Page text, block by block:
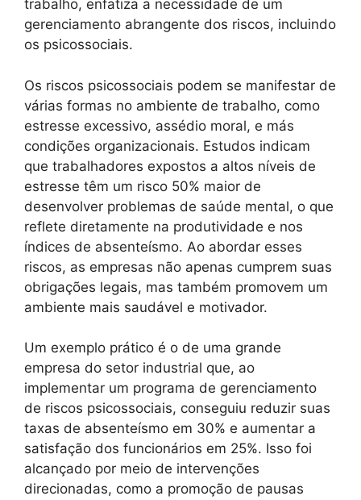
trabalho, enfatiza a necessidade de um
gerenciamento abrangente dos riscos, incluindo
os psicossociais.
Os riscos psicossociais podem se manifestar de
várias formas no ambiente de trabalho, como
estresse excessivo, assédio moral, e más
condições organizacionais. Estudos indicam
que trabalhadores expostos a altos níveis de
estresse têm um risco 50% maior de
desenvolver problemas de saúde mental, o que
reflete diretamente na produtividade e nos
índices de absenteísmo. Ao abordar esses
riscos, as empresas não apenas cumprem suas
obrigações legais, mas também promovem um
ambiente mais saudável e motivador.
Um exemplo prático é o de uma grande
empresa do setor industrial que, ao
implementar um programa de gerenciamento
de riscos psicossociais, conseguiu reduzir suas
taxas de absenteísmo em 30% e aumentar a
satisfação dos funcionários em 25%. Isso foi
alcançado por meio de intervenções
direcionadas, como a promoção de pausas